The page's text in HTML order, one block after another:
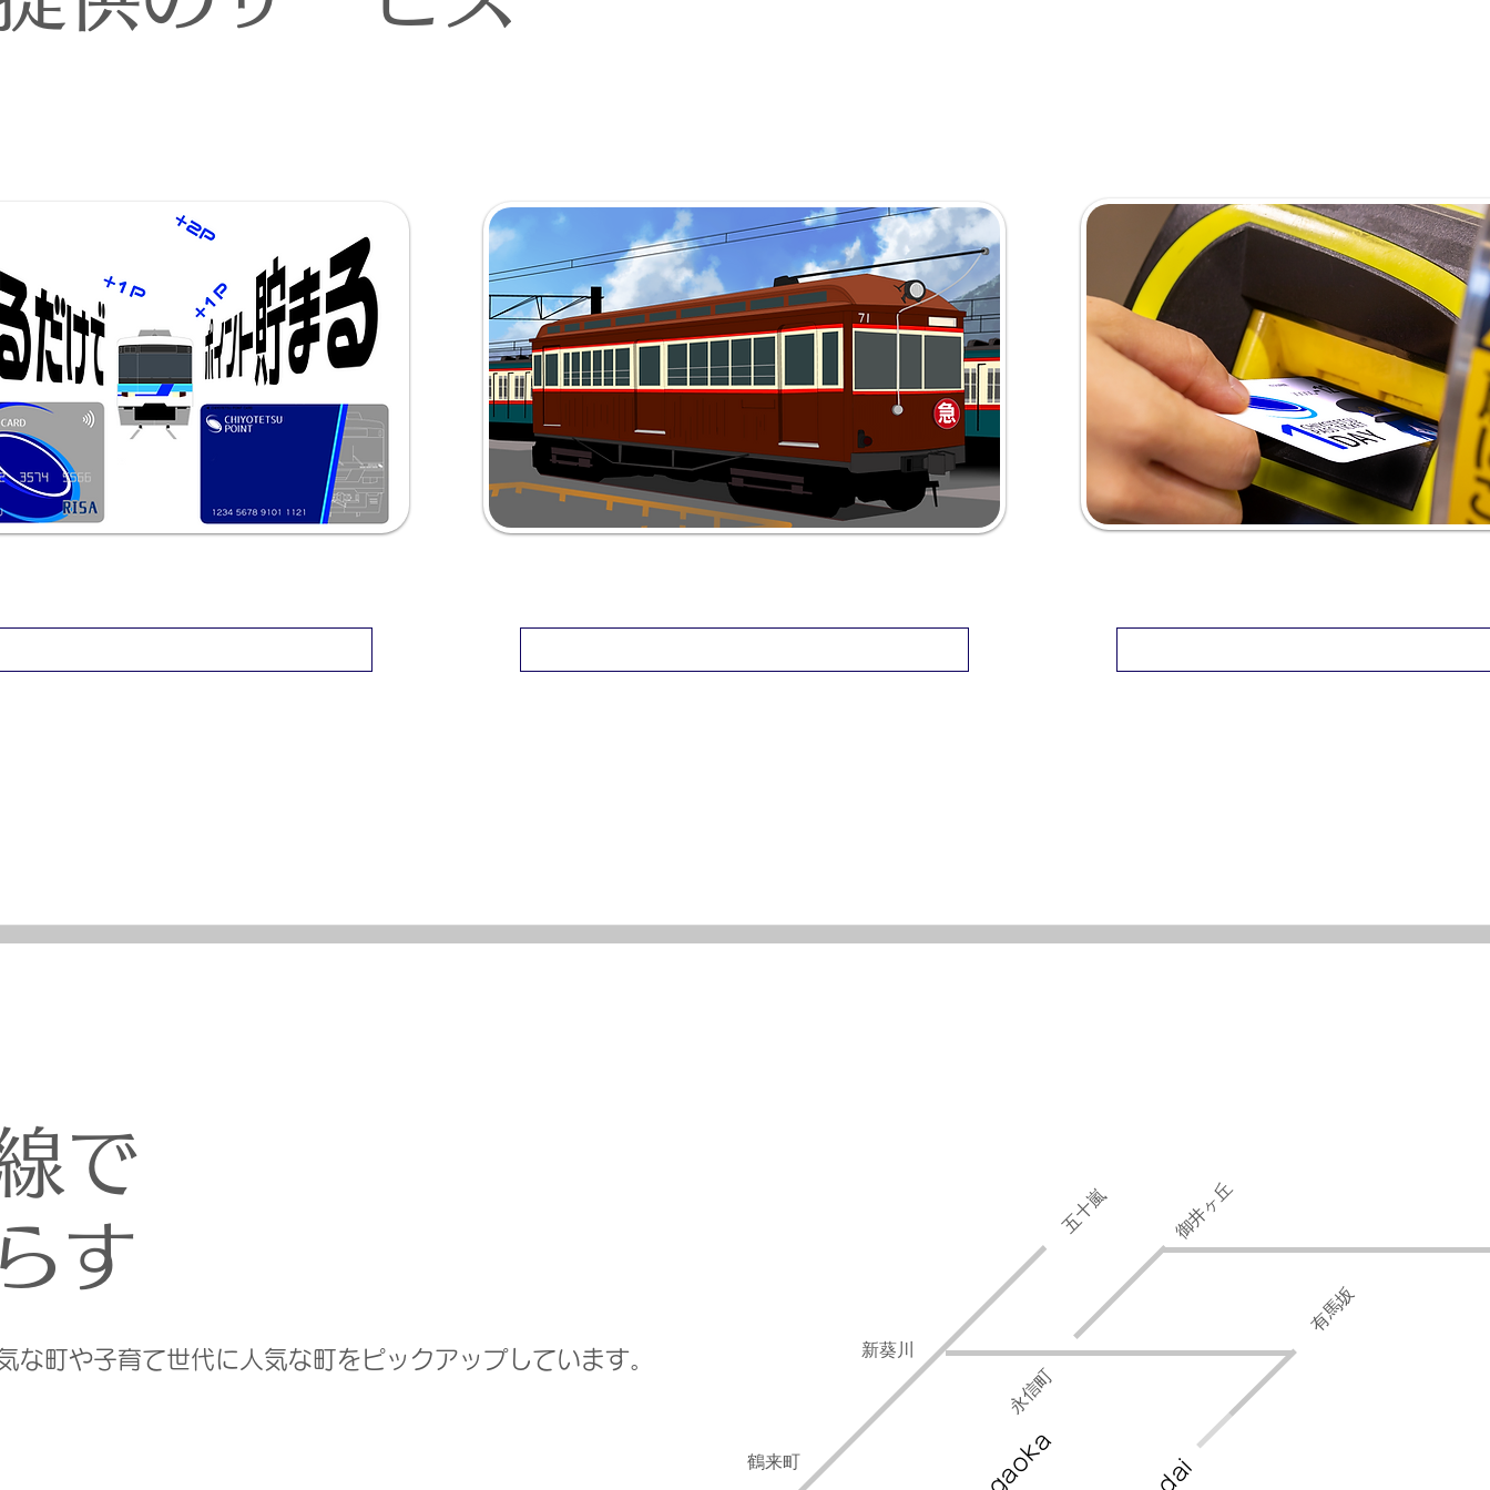
で
す
な町や子育て世代に人気な町をピックアップしています。
五十嵐 御井ヶ丘
有馬坂
新葵川
永信町
鶴来町